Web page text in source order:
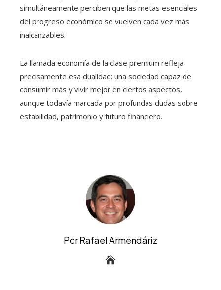
simultáneamente perciben que las metas esenciales
del progreso económico se vuelven cada vez más
inalcanzables.
La llamada economía de la clase premium refleja
precisamente esa dualidad: una sociedad capaz de
consumir más y vivir mejor en ciertos aspectos,
aunque todavía marcada por profundas dudas sobre
estabilidad, patrimonio y futuro financiero.
Por Rafael Armendáriz